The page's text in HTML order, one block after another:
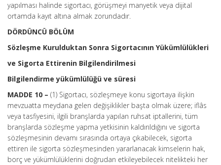
yapılması halinde sigortacı, görüşmeyi manyetik veya dijital
ortamda kayıt altına almak zorundadır.
DÖRDÜNCÜ BÖLÜM
Sözleşme Kurulduktan Sonra Sigortacının Yükümlülükleri
ve Sigorta Ettirenin Bilgilendirilmesi
Bilgilendirme yükümlülüğü ve süresi
MADDE 10 – (1) Sigortacı, sözleşmeye konu sigortaya ilişkin
mevzuatta meydana gelen değişiklikler başta olmak üzere; iflâs
veya tasfiyesini, ilgili branşlarda yapılan ruhsat iptallerini, tüm
branşlarda sözleşme yapma yetkisinin kaldırıldığını ve sigorta
sözleşmesinin devamı sırasında ortaya çıkabilecek, sigorta
ettiren ile sigorta sözleşmesinden yararlanacak kimselerin hak,
borç ve yükümlülüklerini doğrudan etkileyebilecek nitelikteki her